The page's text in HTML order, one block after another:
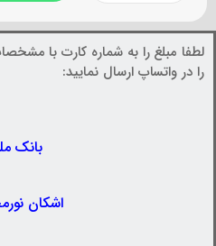
لطفا مبلغ را به شماره کارت با
را در واتساپ ارسال نمایید:
بانک
اشکان